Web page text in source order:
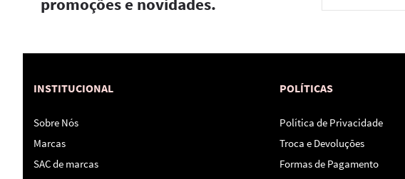
promoções e novidades.
INSTITUCIONAL
Sobre Nós
Marcas
SAC de marcas
POLÍTICAS
Política de Privacidade
Troca e Devoluções
Formas de Pagamento